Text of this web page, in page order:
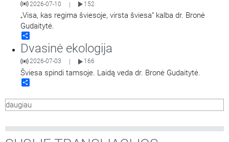
2026-07-10 | 152
„Visa, kas regima šviesoje, virsta šviesa“ kalba dr. Bronė
Gudaitytė.
Dvasinė ekologija
2026-07-03 166
Šviesa spindi tamsoje. Laidą veda dr. Bronė Gudaitytė.
daugiau